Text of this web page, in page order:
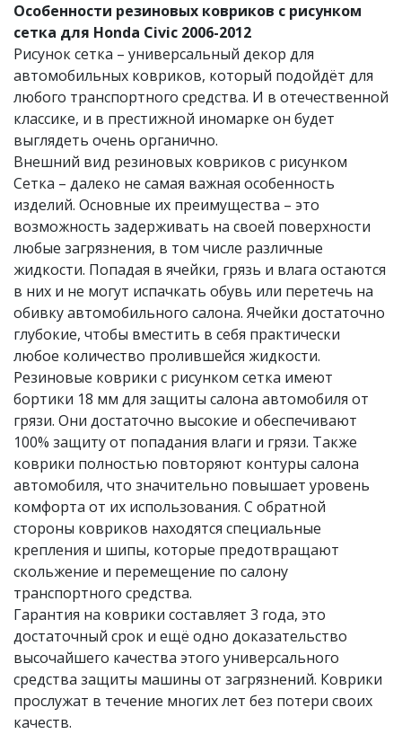
Особенности резиновых ковриков с рисунком
сетка для Honda Civic 2006-2012
Рисунок сетка – универсальный декор для
автомобильных ковриков, который подойдёт для
любого транспортного средства. И в отечественной
классике, и в престижной иномарке он будет
выглядеть очень органично.
Внешний вид резиновых ковриков с рисунком
Сетка – далеко не самая важная особенность
изделий. Основные их преимущества – это
возможность задерживать на своей поверхности
любые загрязнения, в том числе различные
жидкости. Попадая в ячейки, грязь и влага остаются
в них и не могут испачкать обувь или перетечь на
обивку автомобильного салона. Ячейки достаточно
глубокие, чтобы вместить в себя практически
любое количество пролившейся жидкости.
Резиновые коврики с рисунком сетка​ имеют
бортики 18 мм для защиты салона автомобиля от
грязи. Они достаточно высокие и обеспечивают
100% защиту от попадания влаги и грязи. Также
коврики полностью повторяют контуры салона
автомобиля, что значительно повышает уровень
комфорта от их использования. С обратной
стороны ковриков находятся специальные
крепления и шипы, которые предотвращают
скольжение и перемещение по салону
транспортного средства.
Гарантия на коврики составляет 3 года, это
достаточный срок и ещё одно доказательство
высочайшего качества этого универсального
средства защиты машины от загрязнений. Коврики
прослужат в течение​ многих лет без потери своих
качеств.